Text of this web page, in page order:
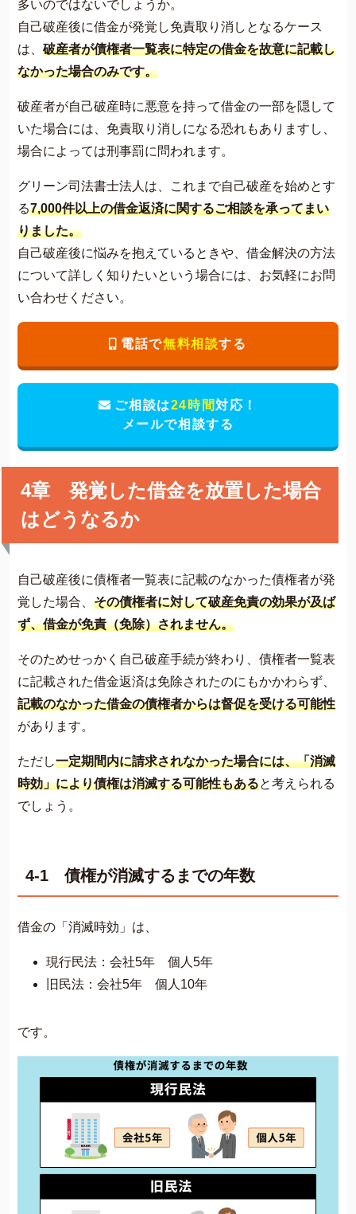
多いのではないでしょうか。
自己破産後に借金が発覚し免責取り消しとなるケース
は、 破産者が債権者一覧表に特定の借金を故意に記載し
なかった場合のみです。
破産者が自己破産時に悪意を持って借金の一部を隠して
いた場合には、免責取り消しになる恐れもありますし、
場合によっては刑事罰に問われます。
グリーン司法書士法人は、これまで自己破産を始めとす
る7,000件以上の借金返済に関するご相談を承ってまい
りました。
自己破産後に悩みを抱えているときや、借金解決の方法
について詳しく知りたいという場合には、お気軽にお問
い合わせください。
電話で無料相談する
ご相談は24時間対応！
メールで相談する
4章 発覚した借金を放置した場合
はどうなるか
自己破産後に債権者一覧表に記載のなかった債権者が発
覚した場合、 その債権者に対して破産免責の効果が及ば
ず、借金が免責（免除）されません。
そのためせっかく自己破産手続が終わり、債権者一覧表
に記載された借金返済は免除されたのにもかかわらず、
記載のなかった借金の債権者からは督促を受ける可能性
があります。
ただし一定期間内に請求されなかった場合には、「消滅
時効」により債権は消滅する可能性もあると考えられる
でしょう。
4-1 債権が消滅するまでの年数
借金の「消滅時効」は、
現行民法：会社5年 個人5年
旧民法：会社5年 個人10年
です。